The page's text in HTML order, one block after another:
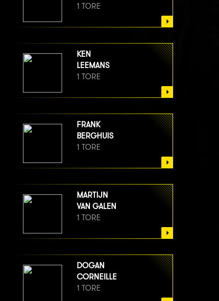
1 TORE
KEN
LEEMANS
1 TORE
FRANK
BERGHUIS
1 TORE
MARTIJN
VAN GALEN
1 TORE
DOGAN
CORNEILLE
1 TORE